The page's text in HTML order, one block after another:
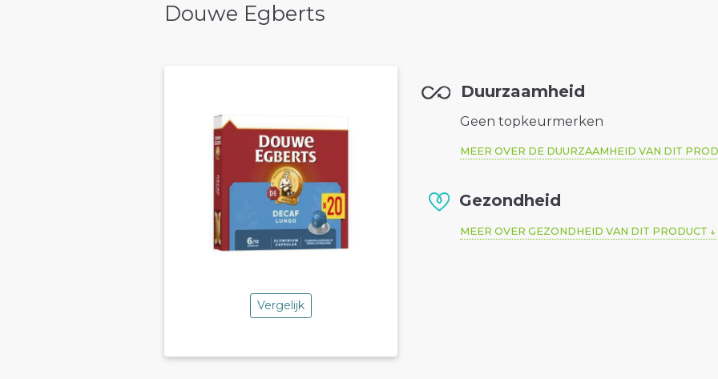
Douwe Egberts
Vergelijk
Duurzaamheid
Geen topkeurmerken
MEER OVER DE DUURZAAMHEID VAN DIT
Gezondheid
MEER OVER GEZONDHEID VAN DIT PRODUCT